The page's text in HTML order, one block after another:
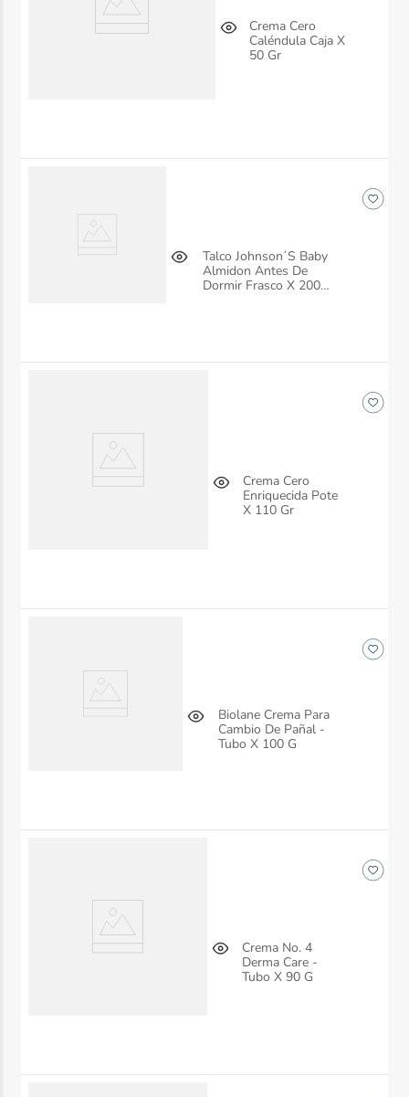
Crema Cero
Caléndula Caja X
50 Gr
Talco Johnson´S Baby
Almidon Antes De
Dormir Frasco X 200
Crema Cero
Enriquecida Pote
X 110 Gr
Biolane Crema Para
Cambio De Pañal -
Tubo X 100 G
Crema No. 4
Derma Care -
Tubo X 90 G